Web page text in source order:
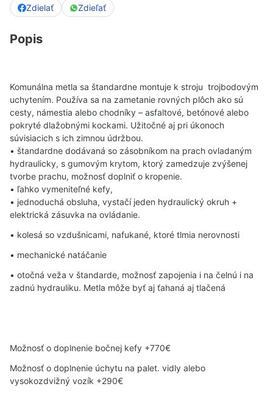
Zdielať Zdieľať
Popis
Komunálna metla sa štandardne montuje k stroju trojbodovým
uchytením. Používa sa na zametanie rovných plôch ako sú
cesty, námestia alebo chodníky – asfaltové, betónové alebo
pokryté dlažobnými kockami. Užitočné aj pri úkonoch
súvisiacich s ich zimnou údržbou.
• štandardne dodávaná so zásobníkom na prach ovladaným
hydraulicky, s gumovým krytom, ktorý zamedzuje zvýšenej
tvorbe prachu, možnosť doplniť o kropenie.
• ľahko vymeniteľné kefy,
• jednoduchá obsluha, vystačí jeden hydraulický okruh +
elektrická zásuvka na ovládanie.
• kolesá so vzdušnicami, nafukané, ktoré tlmia nerovnosti
• mechanické natáčanie
• otočná veža v štandarde, možnosť zapojenia i na čelnú i na
zadnú hydrauliku. Metla môže byť aj ťahaná aj tlačená
Možnosť o doplnenie bočnej kefy +770€
Možnosť o doplnenie úchytu na palet. vidly alebo
vysokozdvižný vozík +290€